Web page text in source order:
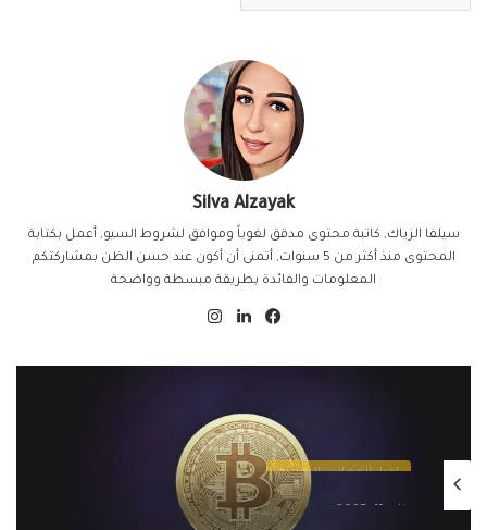
Silva Alzayak
سيلفا الزياك, كاتبة محتوى مدقق لغوياً وموافق لشروط السيو, أعمل بكتابة
المحتوى منذ أكثر من 5 سنوات, أتمنى أن أكون عند حسن الظن بمشاركتكم
المعلومات والفائدة بطريقة مبسطة وواضحة
فيسبوكلينكدإن
اخبار العملات الرقمية
التنظيمات الحكومية الصارمة تُطيح بسوق